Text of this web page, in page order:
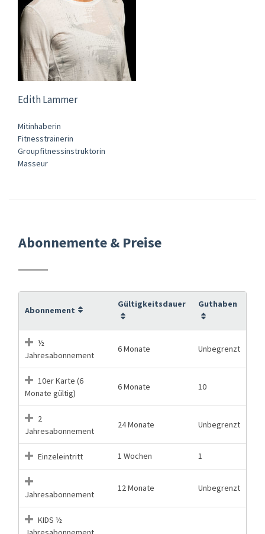
Edith Lammer
Mitinhaberin
Fitnesstrainerin
Groupfitnessinstruktorin
Masseur
Abonnemente & Preise
Abonnement
Gültigkeitsdauer Guthaben
½
Jahresabonnement
6 Monate Unbegrenzt
10er Karte (6
Monate gültig)
6 Monate 10
2
Jahresabonnement
24 Monate Unbegrenzt
Einzeleintritt 1 Wochen 1
Jahresabonnement
12 Monate Unbegrenzt
KIDS ½